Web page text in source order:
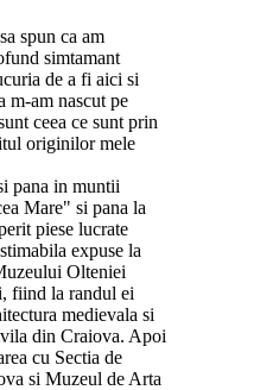
spun ca am
simtamant
de a fi aici si
m-am nascut pe
ceea ce sunt prin
originilor mele
pana in muntii
Mare" si pana la
piese lucrate
expuse la
Olteniei
fiind la randul ei
medievala si
din Craiova. Apoi
cu Sectia de
si Muzeul de Arta